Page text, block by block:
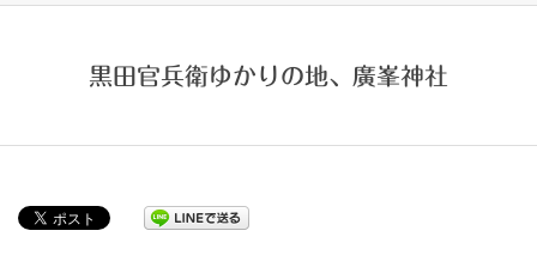
衆
黒田官兵衛ゆかりの地、廣峯神社